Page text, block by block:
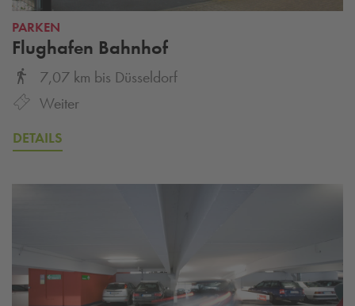
PARKEN
Flughafen Bahnhof
7,07 km bis Düsseldorf
Weiter
DETAILS